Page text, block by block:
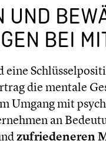
UND
BEI
eine
die mentale
Umgang mit
an
zufriedeneren